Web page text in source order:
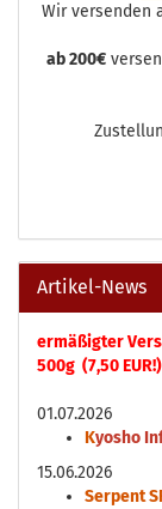
Wir versenden
ab 200€
Zustellung
Artikel-News
ermäßigter
500g (7,50 EUR!)
01.07.2026
Kyosho
15.06.2026
Serpent